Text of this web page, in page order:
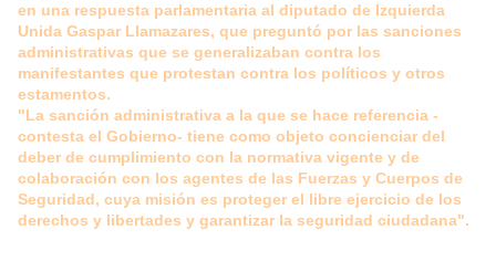
en una respuesta parlamentaria al diputado de Izquierda
Unida Gaspar Llamazares, que preguntó por las sanciones
administrativas que se generalizaban contra los
manifestantes que protestan contra los políticos y otros
estamentos.
"La sanción administrativa a la que se hace referencia -
contesta el Gobierno- tiene como objeto concienciar del
deber de cumplimiento con la normativa vigente y de
colaboración con los agentes de las Fuerzas y Cuerpos de
Seguridad, cuya misión es proteger el libre ejercicio de los
derechos y libertades y garantizar la seguridad ciudadana".